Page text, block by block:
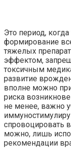
Это период,
формирование
тяжелых
эффектом,
токсичным
развитие
вполне можно
риска
не менее, важно
спровоцировать
можно, лишь
рекомендации